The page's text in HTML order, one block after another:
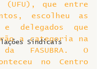
Sindicais
(UFU), que entre
escolheu as
e delegados que
a categoria na
FASUBRA. O
no Centro